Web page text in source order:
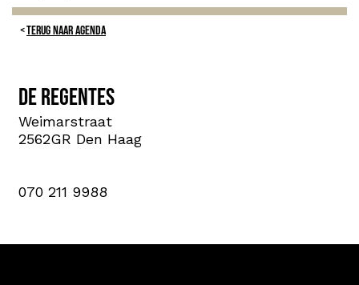
TERUG NAAR AGENDA
De Regentes
Weimarstraat
2562GR Den Haag
070 211 9988